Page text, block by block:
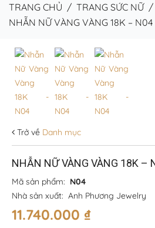
TRANG CHỦ / TRANG SỨC NỮ/
NHẪN NỮ VÀNG VÀNG 18K – N04
Trở về Danh mục
NHẪN NỮ VÀNG VÀNG 18K –
Mã sản phẩm: N04
Nhà sản xuất: Anh Phương Jewelry
11.740.000 ₫